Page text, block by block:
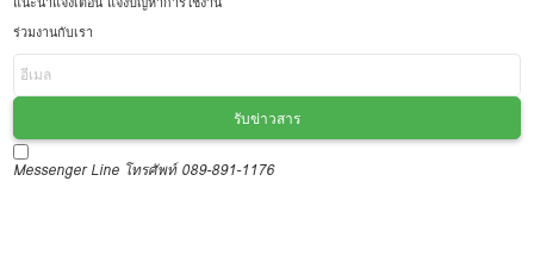
ร่วมงานกับเรา
รับข่าวสาร
Messenger Line โทรศัพท์ 089-891-1176